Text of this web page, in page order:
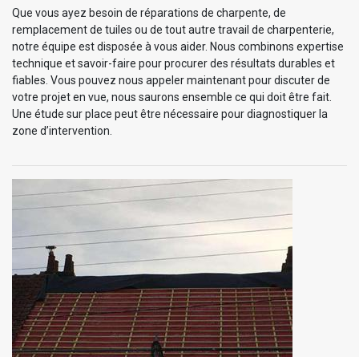
Que vous ayez besoin de réparations de charpente, de
remplacement de tuiles ou de tout autre travail de charpenterie,
notre équipe est disposée à vous aider. Nous combinons expertise
technique et savoir-faire pour procurer des résultats durables et
fiables. Vous pouvez nous appeler maintenant pour discuter de
votre projet en vue, nous saurons ensemble ce qui doit être fait.
Une étude sur place peut être nécessaire pour diagnostiquer la
zone d’intervention.